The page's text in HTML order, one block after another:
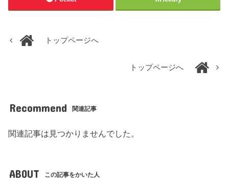
トップページへ
トップページへ
Recommend 関連記事
関連記事は見つかりませんでした。
ABOUT この記事をかいた人